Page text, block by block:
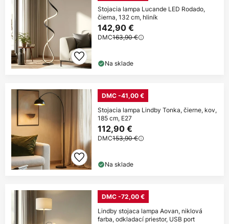
Stojacia lampa Lucande LED Rodado,
čierna, 132 cm, hliník
142,90 €
DMC163,90 €
Na sklade
DMC -41,00 €
Stojacia lampa Lindby Tonka, čierne, kov,
185 cm, E27
112,90 €
DMC153,90 €
Na sklade
DMC -72,00 €
Lindby stojaca lampa Aovan, niklová
farba, odkladací priestor, USB port